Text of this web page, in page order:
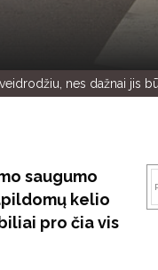
nes dažnai jis
saugumo
kelio
pro čia vis